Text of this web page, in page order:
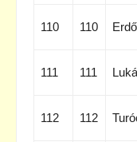
110 110
111 111
112 112